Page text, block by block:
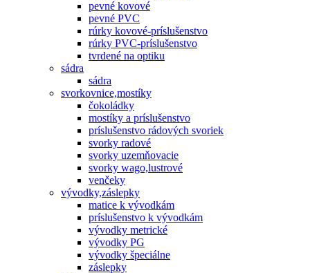
pevné kovové
pevné PVC
rúrky kovové-príslušenstvo
rúrky PVC-príslušenstvo
tvrdené na optiku
sádra
sádra
svorkovnice,mostíky
čokoládky
mostíky a príslušenstvo
príslušenstvo rádových svoriek
svorky radové
svorky uzemňovacie
svorky wago,lustrové
venčeky
vývodky,záslepky
matice k vývodkám
príslušenstvo k vývodkám
vývodky metrické
vývodky PG
vývodky špeciálne
záslepky